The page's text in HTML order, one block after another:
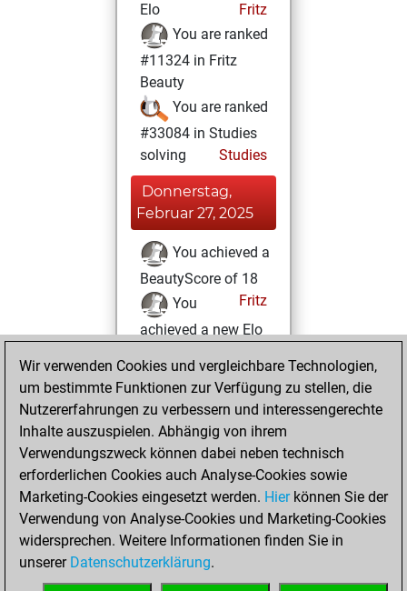
Elo
Fritz
You are ranked
#11324 in Fritz
Beauty
You are ranked
#33084 in Studies
solving
Studies
Donnerstag,
Februar 27, 2025
You achieved a
BeautyScore of 18
Fritz
You
achieved a new Elo
Mittwoch,
Dezember 11, 2024
You created
your Fritz account
Fritz
You
learned 1 positions
MyMoves
You
Wir verwenden Cookies und vergleichbare Technologien,
um bestimmte Funktionen zur Verfügung zu stellen, die
Nutzererfahrungen zu verbessern und interessengerechte
Inhalte auszuspielen. Abhängig von ihrem
Verwendungszweck können dabei neben technisch
erforderlichen Cookies auch Analyse-Cookies sowie
Marketing-Cookies eingesetzt werden. Hierkönnen Sie der
Verwendung von Analyse-Cookies und Marketing-Cookies
widersprechen. Weitere Informationen finden Sie in
unserer Datenschutzerklärung.